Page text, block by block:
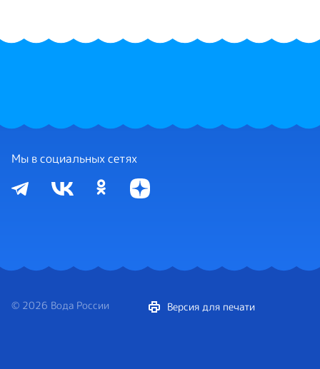
Мы в социальных сетях
© 2026 Вода России Версия для печати